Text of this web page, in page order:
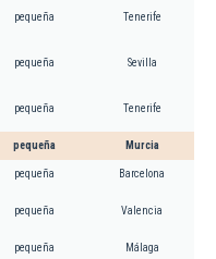
pequeña Tenerife
pequeña Sevilla
pequeña Tenerife
pequeña Murcia
pequeña Barcelona
pequeña Valencia
pequeña Málaga